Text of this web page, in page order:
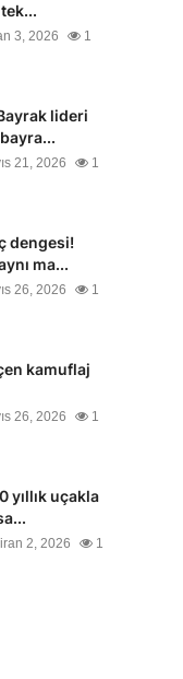
3, 2026 1
lideri
21, 2026 1
dengesi!
ma...
26, 2026 1
kamuflaj
26, 2026 1
yıllık uçakla
2, 2026 1